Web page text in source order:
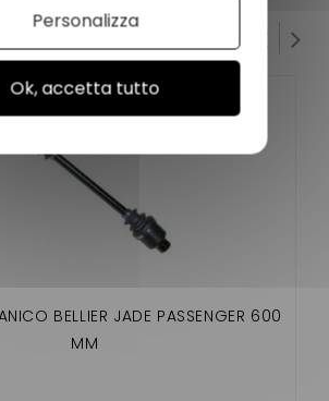
stessa categoria:
BELLIER JADE PASSENGER 600
MM
Ok, accetta tutto
Personalizza